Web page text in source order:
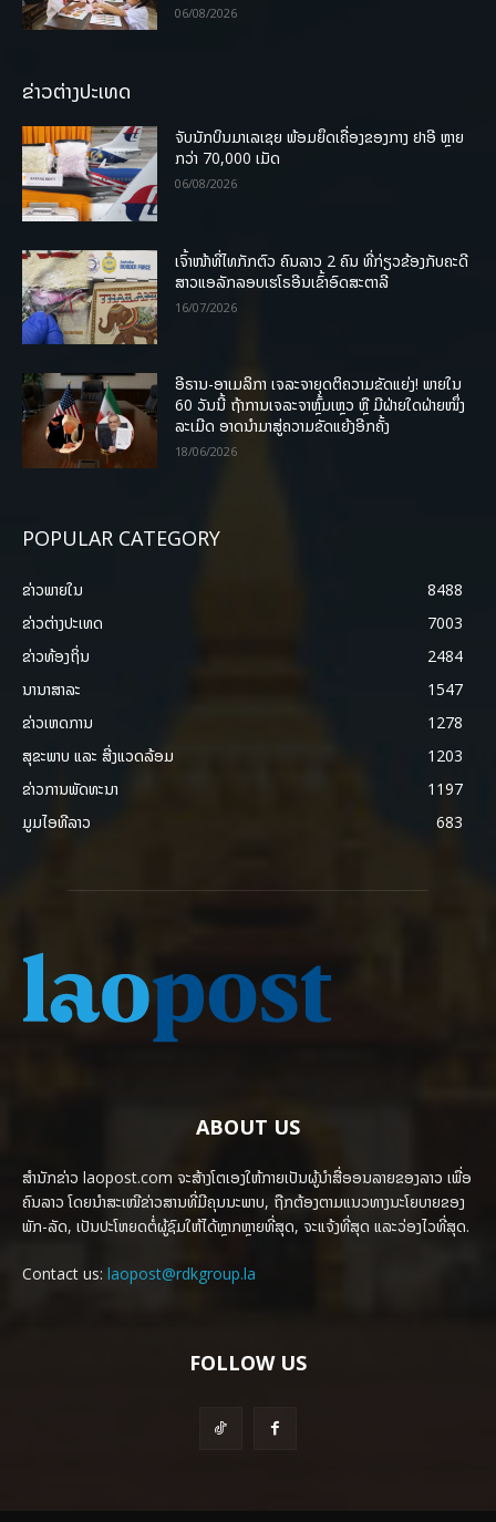
06/08/2026
ຂ່າວຕ່າງປະເທດ
ຈັບນັກບິນມາເລເຊຍ ພ້ອມຍຶດເຄື່ອງຂອງກາງ ຢາອີ ຫຼາຍ
ກວ່າ 70,000 ເມັດ
06/08/2026
ເຈົ້າໜ້າທີ່ໄທກັກຕົວ ຄົນລາວ 2 ຄົນ ທີ່ກ່ຽວຂ້ອງກັບຄະດີ
ສາວແອລັກລອບເຮໂຣອີນເຂົ້າອົດສະຕາລີ
16/07/2026
ອີຣານ-ອາເມລິກາ ເຈລະຈາຍຸດຕິຄວາມຂັດແຍ່ງ! ພາຍໃນ
60 ວັນນີ້ ຖ້າການເຈລະຈາຫຼົ້ມເຫຼວ ຫຼື ມີຝ່າຍໃດຝ່າຍໜຶ່ງ
ລະເມີດ ອາດນໍາມາສູ່ຄວາມຂັດແຍ້ງອີກຄັ້ງ
18/06/2026
POPULAR CATEGORY
ຂ່າວພາຍ​ໃນ
8488
ຂ່າວຕ່າງປະເທດ
7003
ຂ່າວທ້ອງຖິ່ນ
2484
ນານາສາລະ
1547
ຂ່າວເຫດການ
1278
ສຸຂະພາບ ແລະ ສີ່ງແວດລ້ອມ
1203
ຂ່າວການພັດທະນາ
1197
ມູມໄອທີລາວ
683
ABOUT US
ສຳນັກຂ່າວ laopost.com ຈະສ້າງໂຕເອງໃຫ້ກາຍເປັນຜູ້ນຳສື່ອອນລາຍຂອງລາວ ເພື່ອ
ຄົນລາວ ໂດຍນຳສະເໜີຂ່າວສານທີ່ມີຄຸນນະພາບ, ຖືກຕ້ອງຕາມແນວທາງນະໂຍບາຍຂອງ
ພັກ-ລັດ, ເປັນປະໂຫຍດຕໍ່ຜູ້ຊົມໃຫ້ໄດ້ຫຼາກຫຼາຍທີ່ສຸດ, ຈະແຈ້ງທີ່ສຸດ ແລະວ່ອງໄວທີ່ສຸດ.
Contact us: laopost@rdkgroup.la
FOLLOW US